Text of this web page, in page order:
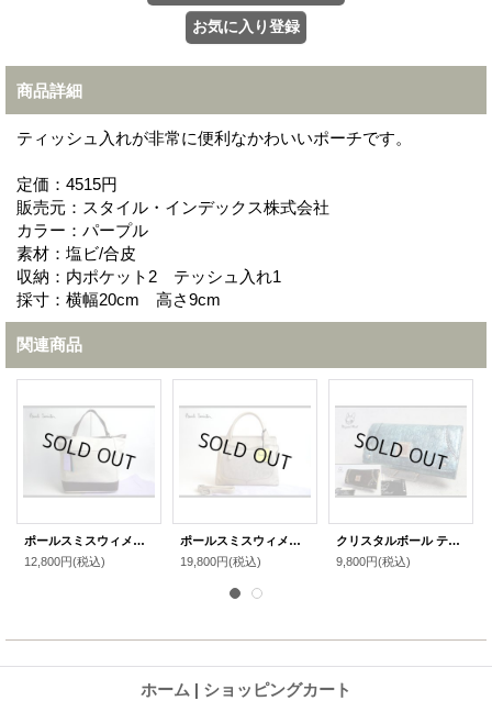
商品詳細
ティッシュ入れが非常に便利なかわいいポーチです。
定価：4515円
販売元：スタイル・インデックス株式会社
カラー：パープル
素材：塩ビ/合皮
収納：内ポケット2 テッシュ入れ1
採寸：横幅20cm 高さ9cm
関連商品
ポールスミスウィメン牛革コンビトートバッグ
12,800円(税込)
ポールスミスウィメン2way豚革ハンドバッグ
19,800円(税込)
クリスタルボール テイラー 多収納 長財布
9,800円(税込)
ホーム | ショッピングカート